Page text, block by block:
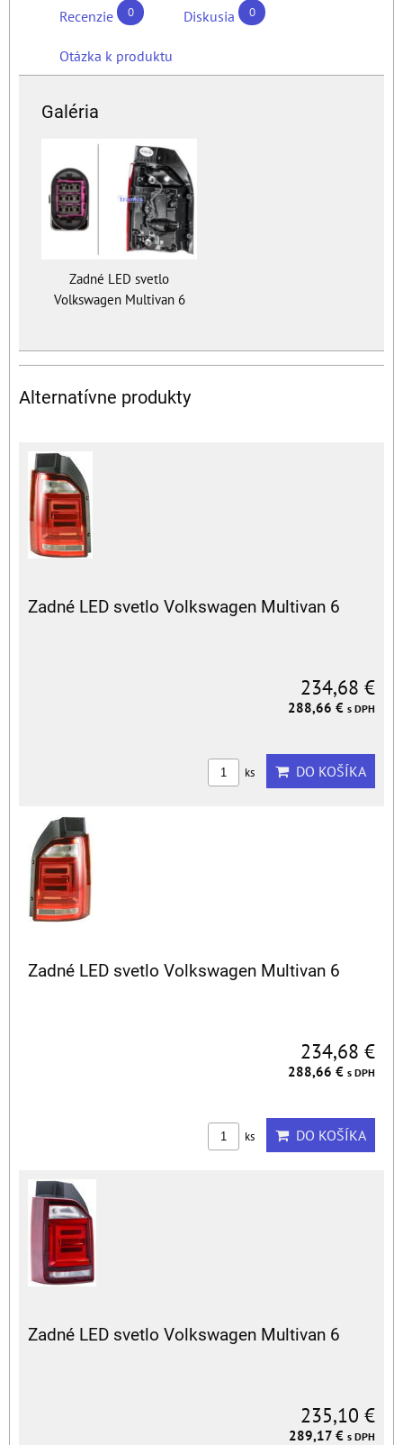
Recenzie 0 Diskusia 0
Otázka k produktu
Galéria
Zadné LED svetlo
Volkswagen Multivan 6
Alternatívne produkty
Zadné LED svetlo Volkswagen Multivan 6
234,68 €
288,66 € s DPH
ks DO KOŠÍKA
Zadné LED svetlo Volkswagen Multivan 6
234,68 €
288,66 € s DPH
ks DO KOŠÍKA
Zadné LED svetlo Volkswagen Multivan 6
235,10 €
289,17 € s DPH